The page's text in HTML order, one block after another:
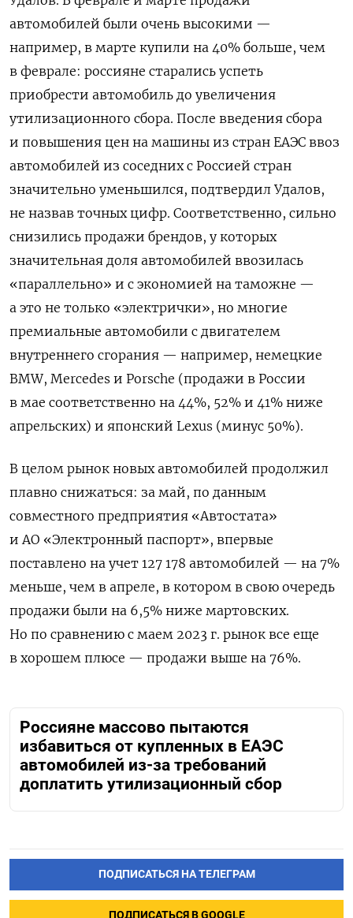
автомобилей были очень высокими —
например, в марте купили на 40% больше, чем
в феврале: россияне старались успеть
приобрести автомобиль до увеличения
утилизационного сбора. После введения сбора
и повышения цен на машины из стран ЕАЭС ввоз
автомобилей из соседних с Россией стран
значительно уменьшился, подтвердил Удалов,
не назвав точных цифр. Соответственно, сильно
снизились продажи брендов, у которых
значительная доля автомобилей ввозилась
«параллельно» и с экономией на таможне —
а это не только «электрички», но многие
премиальные автомобили с двигателем
внутреннего сгорания — например, немецкие
BMW, Mercedes и Porsche (продажи в России
в мае соответственно на 44%, 52% и 41% ниже
апрельских) и японский Lexus (минус 50%).
В целом рынок новых автомобилей продолжил
плавно снижаться: за май, по данным
совместного предприятия «Автостата»
и АО «Электронный паспорт», впервые
поставлено на учет 127 178 автомобилей — на 7%
меньше, чем в апреле, в котором в свою очередь
продажи были на 6,5% ниже мартовских.
Но по сравнению с маем 2023 г. рынок все еще
в хорошем плюсе — продажи выше на 76%.
Россияне массово пытаются
избавиться от купленных в ЕАЭС
автомобилей из-за требований
доплатить утилизационный сбор
ПОДПИСАТЬСЯ НА ТЕЛЕГРАМ